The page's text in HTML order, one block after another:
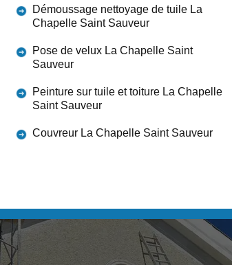
Démoussage nettoyage de tuile La
Chapelle Saint Sauveur
Pose de velux La Chapelle Saint
Sauveur
Peinture sur tuile et toiture La Chapelle
Saint Sauveur
Couvreur La Chapelle Saint Sauveur